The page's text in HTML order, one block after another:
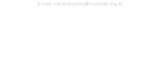
E-mail: centroespirita@nossolar.org.br